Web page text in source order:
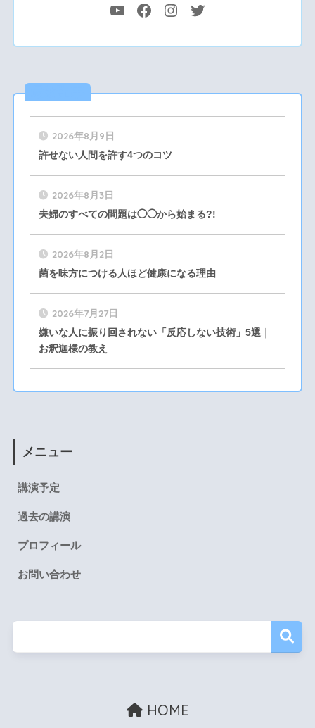
2026年8月9日
許せない人間を許す4つのコツ
2026年8月3日
夫婦のすべての問題は◯◯から始まる?!
2026年8月2日
菌を味方につける人ほど健康になる理由
2026年7月27日
嫌いな人に振り回されない「反応しない技術」5選｜
お釈迦様の教え
メニュー
講演予定
過去の講演
プロフィール
お問い合わせ
HOME